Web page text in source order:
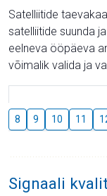
Satelliitide
satelliitide suunda
eelneva ööpäeva
võimalik valida ja
8 9 10 11
Signaali